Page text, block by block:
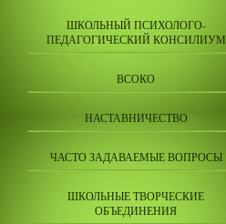
ШКОЛЬНЫЙ ПСИХОЛОГО-
ПЕДАГОГИЧЕСКИЙ КОНСИЛИУМ
ВСОКО
НАСТАВНИЧЕСТВО
ЧАСТО ЗАДАВАЕМЫЕ ВОПРОСЫ
ШКОЛЬНЫЕ ТВОРЧЕСКИЕ
ОБЪЕДИНЕНИЯ